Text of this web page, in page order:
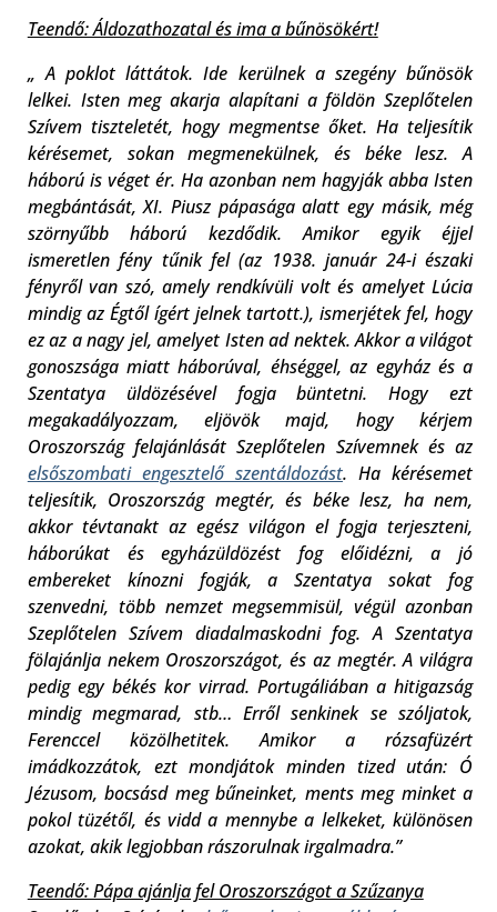
Teendő: Áldozathozatal és ima a bűnösökért!
„ A poklot láttátok. Ide kerülnek a szegény bűnösök
lelkei. Isten meg akarja alapítani a földön Szeplőtelen
Szívem tiszteletét, hogy megmentse őket. Ha teljesítik
kérésemet, sokan megmenekülnek, és béke lesz. A
háború is véget ér. Ha azonban nem hagyják abba Isten
megbántását, XI. Piusz pápasága alatt egy másik, még
szörnyűbb háború kezdődik. Amikor egyik éjjel
ismeretlen fény tűnik fel (az 1938. január 24-i északi
fényről van szó, amely rendkívüli volt és amelyet Lúcia
mindig az Égtől ígért jelnek tartott.), ismerjétek fel, hogy
ez az a nagy jel, amelyet Isten ad nektek. Akkor a világot
gonoszsága miatt háborúval, éhséggel, az egyház és a
Szentatya üldözésével fogja büntetni. Hogy ezt
megakadályozzam, eljövök majd, hogy kérjem
Oroszország felajánlását Szeplőtelen Szívemnek és az
elsőszombati engesztelő szentáldozást. Ha kérésemet
teljesítik, Oroszország megtér, és béke lesz, ha nem,
akkor tévtanakt az egész világon el fogja terjeszteni,
háborúkat és egyházüldözést fog előidézni, a jó
embereket kínozni fogják, a Szentatya sokat fog
szenvedni, több nemzet megsemmisül, végül azonban
Szeplőtelen Szívem diadalmaskodni fog. A Szentatya
fölajánlja nekem Oroszországot, és az megtér. A világra
pedig egy békés kor virrad. Portugáliában a hitigazság
mindig megmarad, stb… Erről senkinek se szóljatok,
Ferenccel közölhetitek. Amikor a rózsafüzért
imádkozzátok, ezt mondjátok minden tized után: Ó
Jézusom, bocsásd meg bűneinket, ments meg minket a
pokol tüzétől, és vidd a mennybe a lelkeket, különösen
azokat, akik legjobban rászorulnak irgalmadra.”
Teendő: Pápa ajánlja fel Oroszországot a Szűzanya